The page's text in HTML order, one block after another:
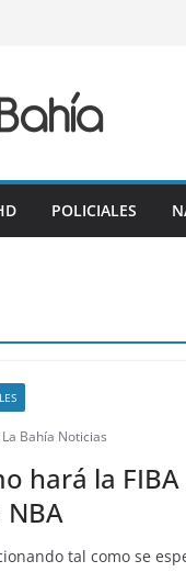
POLICIALES
Bahía Noticias
hará la
NBA
tal como se